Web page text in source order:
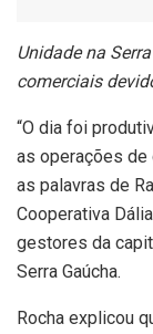
Unidade na
comerciais
“O dia foi
as operações de
as palavras de
Cooperativa
gestores da
Serra Gaúcha.
Rocha explicou